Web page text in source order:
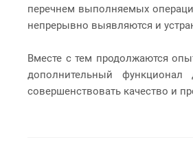
перечнем выполняемых
непрерывно выявляются и
Вместе с тем продолжаются
дополнительный
совершенствовать качество и